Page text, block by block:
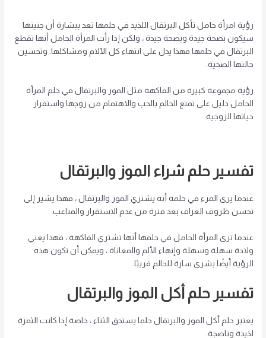
رؤية امرأة حامل تأكل البرتقال اللذيذ في حلمها تعد ببشارة أن جنينها
سيكون بصحة جيدة وبصحة جيدة ، ولكن إذا رأت المرأة الحامل أنها تقطع
البرتقال في حلمها فهذا يدل على انتهاء كل الآلام ومشاكلها. وتحسين
حالتها الصحية.
رؤية مجموعة كبيرة من الفاكهة مثل الموز والبرتقال في حلم المرأة
الحامل دليل على تمتع الحالم بالحب والاهتمام من زوجها واستقرار
حياتها الزوجية.
تفسير حلم شراء الموز والبرتقال
عندما يرى المرء في حلمه أنه يشتري الموز والبرتقال ، فهذا يشير إلى
تحسن ظروف العراف بعد فترة من عدم الاستقرار والمتاعب.
عندما ترى المرأة الحامل في حلمها أنها تشتري الفاكهة ، فهذا يعني
ولادة سهلة وسهلة وإنهاء الألم والمعاناة ، ويمكن أن تكون هذه
الرؤية أيضًا بشرى سارة للحالم قريبًا.
تفسير حلم أكل الموز والبرتقال
يعتبر حلم أكل الموز والبرتقال حلما يستحق الثناء ، خاصة إذا كانت الثمرة
لذيذة وناضجة.